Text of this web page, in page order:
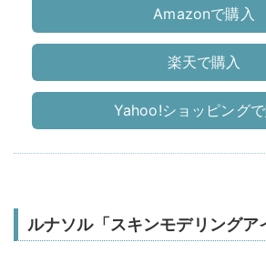
Amazonで購入
楽天で購入
Yahoo!ショッピングで
ルナソル「スキンモデリングア